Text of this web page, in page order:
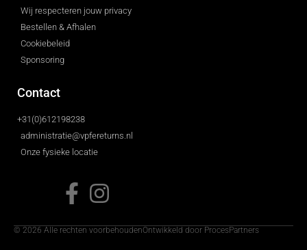
Wij respecteren jouw privacy
Bestellen & Afhalen
Cookiebeleid
Sponsoring
Contact
+31(0)612198238
administratie@vpfereturns.nl
Onze fysieke locatie
© 2026 Alle rechten voorbehoudenOntwikkeld door ProcesPartners